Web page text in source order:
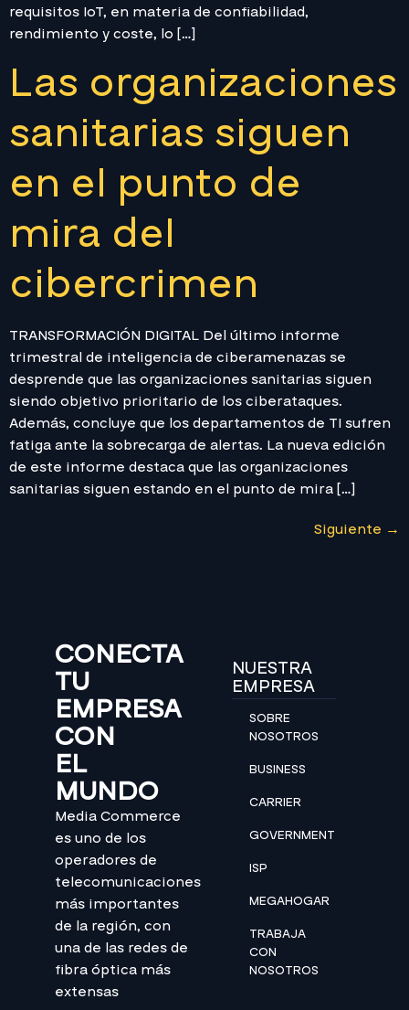
requisitos IoT, en materia de confiabilidad,
rendimiento y coste, lo […]
Las organizaciones
sanitarias siguen
en el punto de
mira del
cibercrimen
TRANSFORMACIÓN DIGITAL Del último informe
trimestral de inteligencia de ciberamenazas se
desprende que las organizaciones sanitarias siguen
siendo objetivo prioritario de los ciberataques.
Además, concluye que los departamentos de TI sufren
fatiga ante la sobrecarga de alertas. La nueva edición
de este informe destaca que las organizaciones
sanitarias siguen estando en el punto de mira […]
Siguiente →
CONECTA
TU
EMPRESA
CON
EL
MUNDO
Media Commerce
es uno de los
operadores de
telecomunicaciones
más importantes
de la región, con
una de las redes de
fibra óptica más
extensas
NUESTRA
EMPRESA
SOBRE
NOSOTROS
BUSINESS
CARRIER
GOVERNMENT
ISP
MEGAHOGAR
TRABAJA
CON
NOSOTROS